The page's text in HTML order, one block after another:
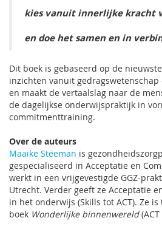
kies vanuit innerlijke kracht
en doe het samen en in
Dit boek is gebaseerd op de
inzichten vanuit
en maakt de vertaalslag naar de
de dagelijkse onderwijspraktijk in
commitmenttraining.
Over de auteurs
Maaike Steeman is
gespecialiseerd in Acceptatie en
werkt in een vrijgevestigde GGZ-
Utrecht. Verder geeft ze Acceptatie
in het onderwijs (Skills tot ACT). Ze
boek Wonderlijke binnenwereld